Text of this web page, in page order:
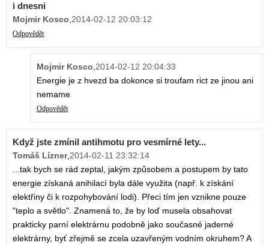
i dnesni
Mojmir Kosco,2014-02-12 20:03:12
Odpovědět
Mojmir Kosco,2014-02-12 20:04:33
Energie je z hvezd ba dokonce si troufam rict ze jinou ani
nemame
Odpovědět
Když jste zmínil antihmotu pro vesmírné lety...
Tomáš Lízner,2014-02-11 23:32:14
...tak bych se rád zeptal, jakým způsobem a postupem by tato
energie získaná anihilací byla dále využita (např. k získání
elektřiny či k rozpohybování lodi). Přeci tím jen vznikne pouze
"teplo a světlo". Znamená to, že by loď musela obsahovat
prakticky parní elektrárnu podobně jako současné jaderné
elektrárny, byť zřejmě se zcela uzavřeným vodním okruhem? A